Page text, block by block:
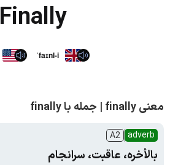
Finally
ˈfaɪnl-i
معنی finally | جمله با finally
adverb
A2
بالأخره، عاقبت، سرانجام